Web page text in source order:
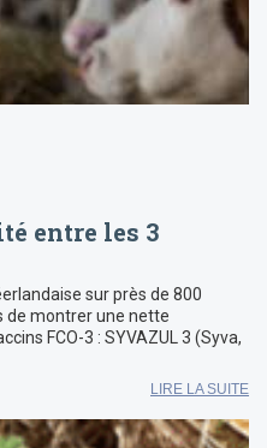
entre les 3
sur près de 800
de montrer une nette
FCO-3 : SYVAZUL 3 (Syva,
LIRE LA SUITE